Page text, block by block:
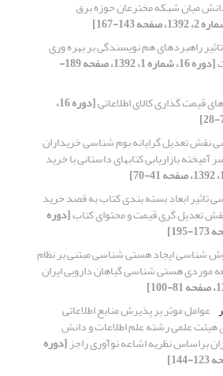
میان شبکه مخترعان حوزه برق
راهبردهای هم نویسندگی بر بهره وری
[دوره 16، شماره 1، 1392، صفحه 189-
قیمت گذاری کالای اطلاعاتی [دوره 16،
نقش تعدیل گرایانه بوم شناسی خریداران
آمیخته بازاریابی کتابهای داستانی با خرید
تاثیر ابعاد بسته بندی کتاب به قصد خرید
تعدیل گری قیمت و محتوای کتاب[دوره
شناسی ایجاد هستی شناسی مبتنی بر نظام
موردی هستی شناسی گیاهان دارویی ایران
عوامل موثر بر پذیرش منابع اطلاعاتی
هیئت علمی رشته علم اطلاعات و دانش
براساس نظریه اشاعه نوآوری راجز[دوره